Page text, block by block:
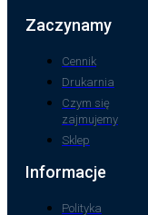
Zaczynamy
Cennik
Drukarnia
Czym się
zajmujemy
Sklep
Informacje
Polityka